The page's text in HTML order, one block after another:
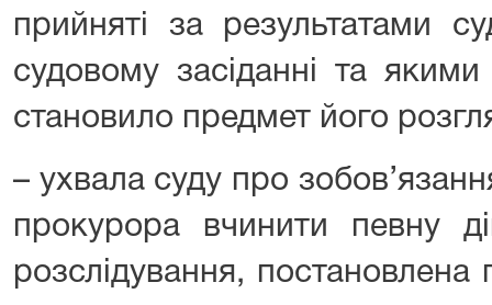
прийняті за результатами
судовому засіданні та
становило предмет його
– ухвала суду про
прокурора вчинити певну
розслідування, постановлена